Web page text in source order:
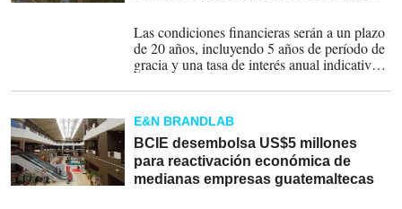
Las condiciones financieras serán a un plazo
de 20 años, incluyendo 5 años de período de
gracia y una tasa de interés anual indicativa
E&N BRANDLAB
BCIE desembolsa US$5 millones
para reactivación económica de
medianas empresas guatemaltecas